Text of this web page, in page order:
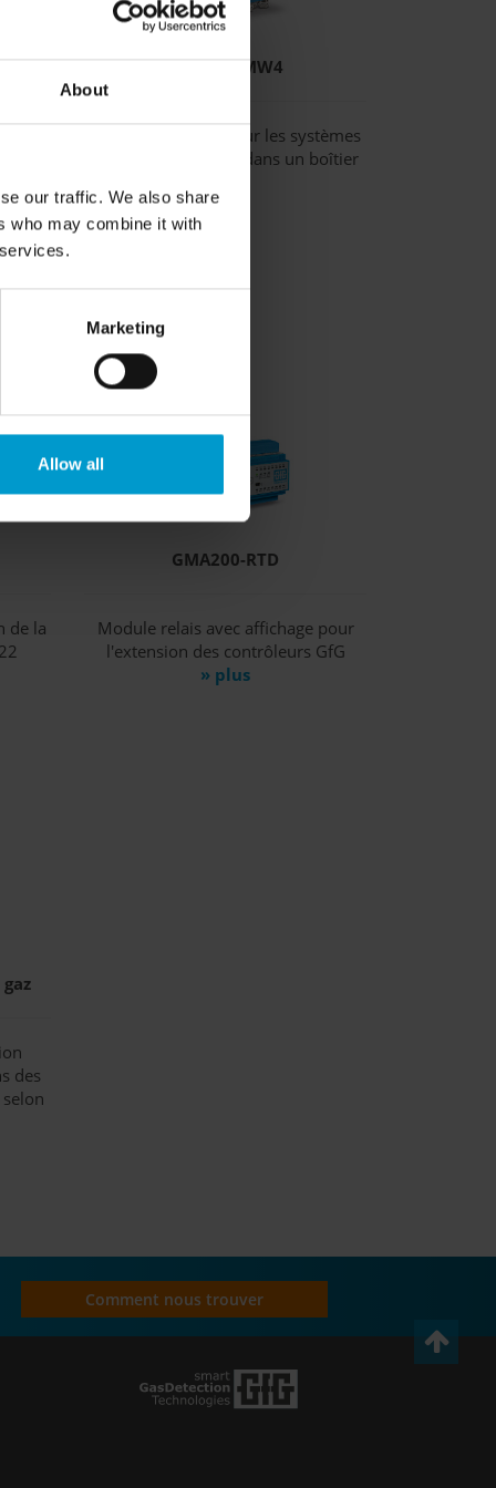
About
our traffic. We also share
who may combine it with
Marketing
Allow all
GMA200-MW4
Contrôleur fiable pour les systèmes
de détection de gaz dans un boîtier
» plus
de la
GMA200-RTD
Module relais avec affichage pour
l'extension des contrôleurs GfG
» plus
des
Comment nous trouver